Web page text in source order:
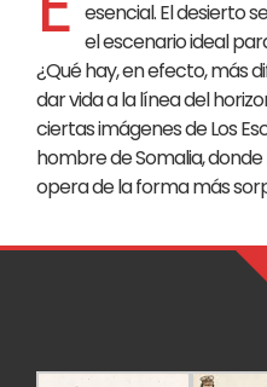
esencial. El desierto
el escenario ideal
¿Qué hay, en efecto, más
dar vida a la línea del
ciertas imágenes de Los
hombre de Somalia,
opera de la forma más